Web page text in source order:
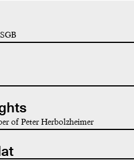
of Peter Herbolzheimer